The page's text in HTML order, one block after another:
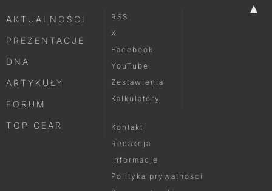
▲
AKTUALNOŚCI
PREZENTACJE
DNA
ARTYKUŁY
FORUM
TOP GEAR
RSS
X
Facebook
YouTube
Zestawienia
Kalkulatory
Kontakt
Redakcja
Informacje
Polityka prywatności